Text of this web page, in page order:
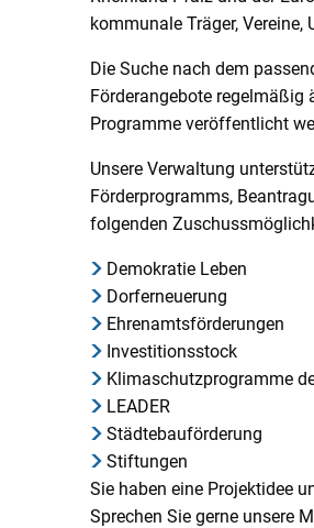
beratung
kommunale Träger,
Die Suche nach dem
Förderangebote regelmäßig
Programme veröffentlicht
Unsere Verwaltung
Förderprogramms,
folgenden
Demokratie Leben
Dorferneuerung
Ehrenamtsförderungen
Investitionsstock
Klimaschutzprogramme
LEADER
Städtebauförderung
Stiftungen
Sie haben eine Projektidee
Sprechen Sie gerne unsere